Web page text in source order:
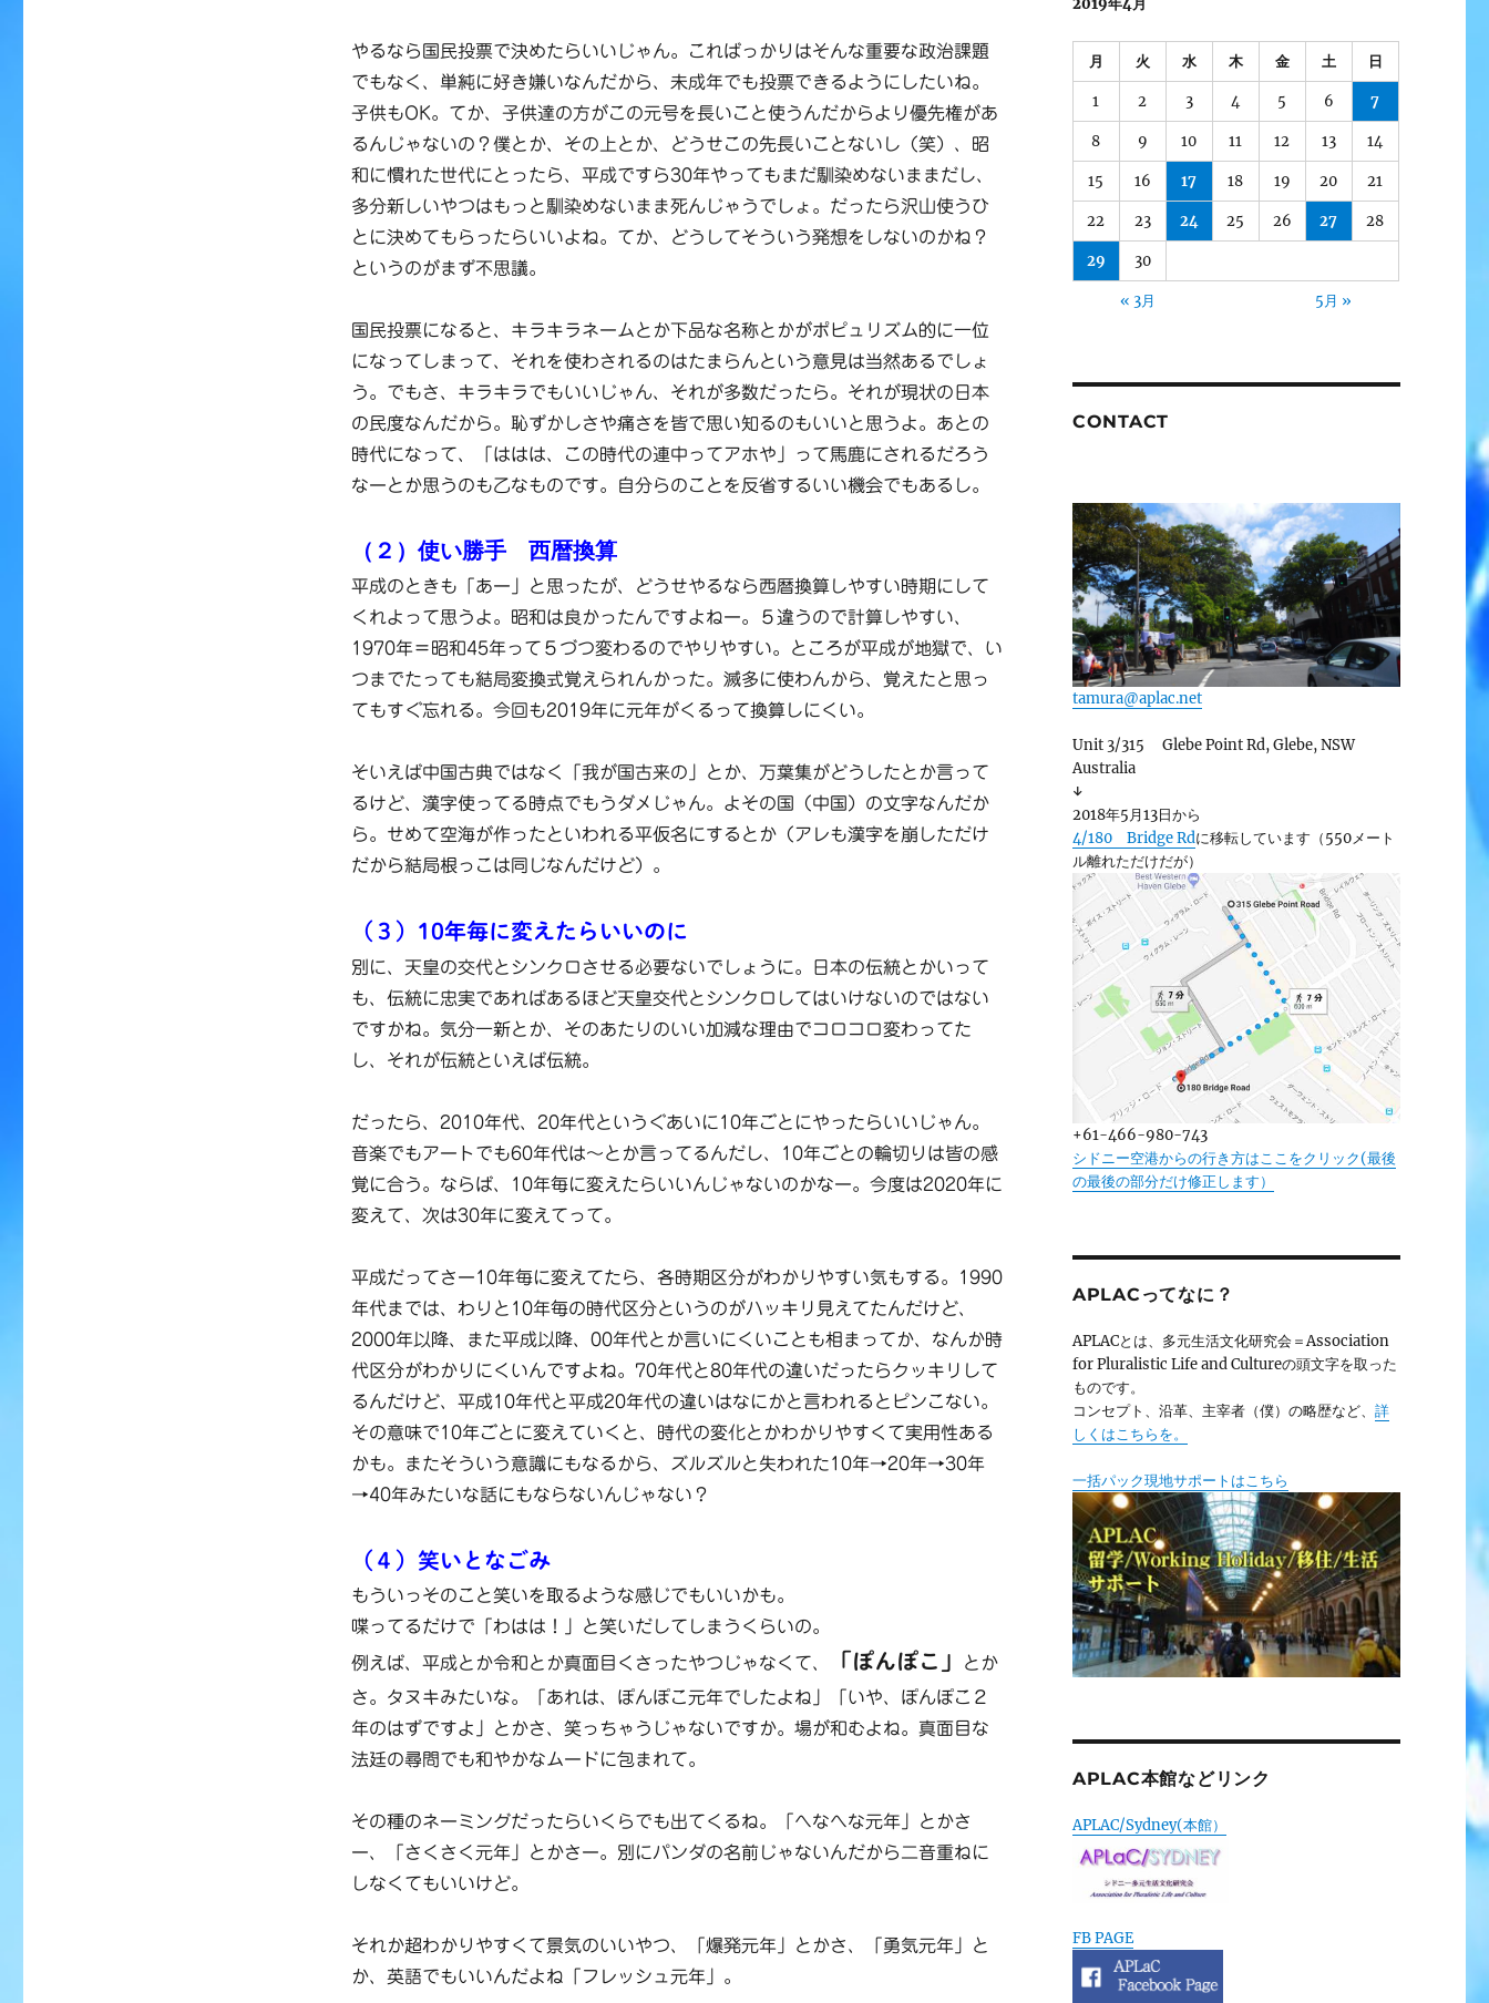
やるなら国民投票で決めたらいいじゃん。こればっかりはそんな重要な政治課題
でもなく、単純に好き嫌いなんだから、未成年でも投票できるようにしたいね。
子供もOK。てか、子供達の方がこの元号を長いこと使うんだからより優先権があ
るんじゃないの？僕とか、その上とか、どうせこの先長いことないし（笑）、昭
和に慣れた世代にとったら、平成ですら30年やってもまだ馴染めないままだし、
多分新しいやつはもっと馴染めないまま死んじゃうでしょ。だったら沢山使うひ
とに決めてもらったらいいよね。てか、どうしてそういう発想をしないのかね？
というのがまず不思議。
国民投票になると、キラキラネームとか下品な名称とかがポピュリズム的に一位
になってしまって、それを使わされるのはたまらんという意見は当然あるでしょ
う。でもさ、キラキラでもいいじゃん、それが多数だったら。それが現状の日本
の民度なんだから。恥ずかしさや痛さを皆で思い知るのもいいと思うよ。あとの
時代になって、「ははは、この時代の連中ってアホや」って馬鹿にされるだろう
なーとか思うのも乙なものです。自分らのことを反省するいい機会でもあるし。
（２）使い勝手 西暦換算
平成のときも「あー」と思ったが、どうせやるなら西暦換算しやすい時期にして
くれよって思うよ。昭和は良かったんですよねー。５違うので計算しやすい、
1970年＝昭和45年って５づつ変わるのでやりやすい。ところが平成が地獄で、い
つまでたっても結局変換式覚えられんかった。滅多に使わんから、覚えたと思っ
てもすぐ忘れる。今回も2019年に元年がくるって換算しにくい。
そいえば中国古典ではなく「我が国古来の」とか、万葉集がどうしたとか言って
るけど、漢字使ってる時点でもうダメじゃん。よその国（中国）の文字なんだか
ら。せめて空海が作ったといわれる平仮名にするとか（アレも漢字を崩しただけ
だから結局根っこは同じなんだけど）。
（３）10年毎に変えたらいいのに
別に、天皇の交代とシンクロさせる必要ないでしょうに。日本の伝統とかいって
も、伝統に忠実であればあるほど天皇交代とシンクロしてはいけないのではない
ですかね。気分一新とか、そのあたりのいい加減な理由でコロコロ変わってた
し、それが伝統といえば伝統。
だったら、2010年代、20年代というぐあいに10年ごとにやったらいいじゃん。
音楽でもアートでも60年代は～とか言ってるんだし、10年ごとの輪切りは皆の感
覚に合う。ならば、10年毎に変えたらいいんじゃないのかなー。今度は2020年に
変えて、次は30年に変えてって。
平成だってさー10年毎に変えてたら、各時期区分がわかりやすい気もする。1990
年代までは、わりと10年毎の時代区分というのがハッキリ見えてたんだけど、
2000年以降、また平成以降、00年代とか言いにくいことも相まってか、なんか時
代区分がわかりにくいんですよね。70年代と80年代の違いだったらクッキリして
るんだけど、平成10年代と平成20年代の違いはなにかと言われるとピンこない。
その意味で10年ごとに変えていくと、時代の変化とかわかりやすくて実用性ある
かも。またそういう意識にもなるから、ズルズルと失われた10年→20年→30年
→40年みたいな話にもならないんじゃない？
（４）笑いとなごみ
もういっそのこと笑いを取るような感じでもいいかも。
喋ってるだけで「わはは！」と笑いだしてしまうくらいの。
例えば、平成とか令和とか真面目くさったやつじゃなくて、 「ぽんぽこ」
とか
さ。タヌキみたいな。「あれは、ぽんぽこ元年でしたよね」「いや、ぽんぽこ２
年のはずですよ」とかさ、笑っちゃうじゃないですか。場が和むよね。真面目な
法廷の尋問でも和やかなムードに包まれて。
その種のネーミングだったらいくらでも出てくるね。「へなへな元年」とかさ
ー、「さくさく元年」とかさー。別にパンダの名前じゃないんだから二音重ねに
しなくてもいいけど。
それか超わかりやすくて景気のいいやつ、「爆発元年」とかさ、「勇気元年」と
か、英語でもいいんだよね「フレッシュ元年」。
2019年4月
月 火 水 木 金 土 日
1 2 3 4 5 6 7
8 9 10 11 12 13 14
15 16 17 18 19 20 21
22 23 24 25 26 27 28
29 30
« 3月 5月 »
CONTACT
tamura@aplac.net
Unit 3/315 Glebe Point Rd, Glebe, NSW
Australia
↓
2018年5月13日から
4/180 Bridge Rdに移転しています（550メート
ル離れただけだが）
+61-466-980-743
シドニー空港からの行き方はここをクリック(最後
の最後の部分だけ修正します）
APLACってなに？
APLACとは、多元生活文化研究会＝Association
for Pluralistic Life and Cultureの頭文字を取った
ものです。
コンセプト、沿革、主宰者（僕）の略歴など、 詳
しくはこちらを。
一括パック現地サポートはこちら
APLAC本館などリンク
APLAC/Sydney(本館）
FB PAGE